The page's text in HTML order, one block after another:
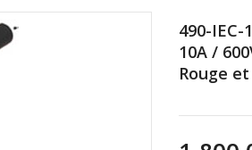
490-IEC-
10A /
Rouge